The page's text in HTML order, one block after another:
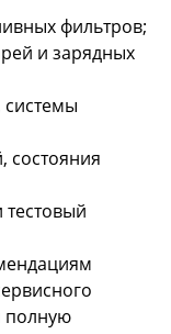
фильтров;
и зарядных
системы
состояния
тестовый
полную